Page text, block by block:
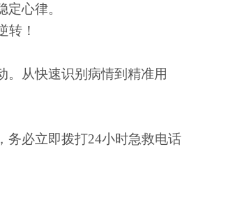
心律。
转！
。从快速识别病情到精准用
务必立即拨打24小时急救电话